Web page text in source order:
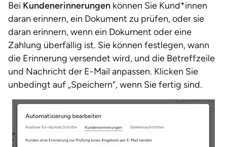
Bei Kundenerinnerungen können Sie Kund*innen
daran erinnern, ein Dokument zu prüfen, oder sie
daran erinnern, wenn ein Dokument oder eine
Zahlung überfällig ist. Sie können festlegen, wann
die Erinnerung versendet wird, und die Betreffzeile
und Nachricht der E-Mail anpassen. Klicken Sie
unbedingt auf „Speichern“, wenn Sie fertig sind.